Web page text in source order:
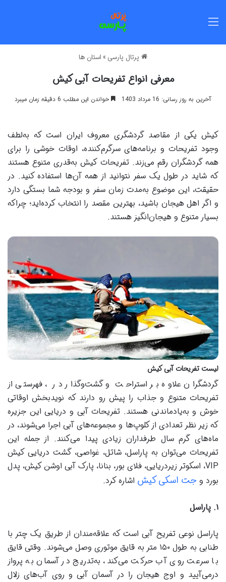
پرتال پارسی » استان ها
معرفی انواع تفریحات آبی کیش
آخرین به روز رسانی: 16 مرداد 1403 خواندن این مطلب 6 دقیقه زمان میبرد
کیش یکی از مقاصد گردشگری معروف ایران است که به‌لطف
وجود تفریحات و برنامه‌های سرگرم‌کننده، اوقات خوشی را برای
همه گردشگران رقم می‌زند. تفریحات کیش به‌قدری متنوع‌ هستند
که شاید در طول یک سفر نتوانید از همه‌ آن‌ها استفاده کنید. در
حقیقت، این موضوع به‌مدت زمان سفر و بودجه‌ شما بستگی دارد
و اگر اهل هیجان باشید، بهترین مقصد را انتخاب کرده‌اید؛ چراکه
بسیار متنوع و هیجان‌انگیز هستند.
لیست تفریحات آبی کیش
گردشگران علاوه بر استراحت و گشت‌وگذار در ، فهرستی از
تفریحات متنوع و جذاب را پیش رو دارند که نویدبخش اوقاتی
خوش و به‌یادماندنی هستند. تفریحات آبی و دریایی این جزیره
که زیر نظر تعدادی از کلوپ‌ها و مجموعه‌های آبی اجرا می‌شوند، در
ماه‌های گرم سال طرفداران زیادی پیدا می‌کنند. از جمله این
تفریحات می‌توان به پاراسل، شاتل، غواصی، گشت دریایی کیش
VIP، اسکوتر زیردریایی، فلای بور، بنانا، پارک آبی اوشن کیش، پدل
بورد و جت اسکی کیش اشاره کرد.
۱. پاراسل
پاراسل نوعی تفریح آبی است که علاقه‌مندان از طریق یک چتر با
طنابی به طول ۱۵۰ متر به قایق موتوری وصل می‌شوند. وقتی قایق
با سرعت روی آب حرکت می‌کند، به‌تدریج در آسمان به پرواز
درمی‌‌آیید و اوج هیجان را در آسمان آبی و روی آب‌های زلال